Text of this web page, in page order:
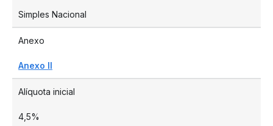
Simples Nacional
Anexo
Anexo II
Alíquota inicial
4,5%